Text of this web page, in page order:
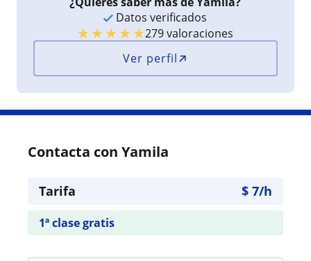
Datos verificados
★★★★★279 valoraciones
Ver perfil
Contacta con Yamila
Tarifa $ 7/h
1ª clase gratis